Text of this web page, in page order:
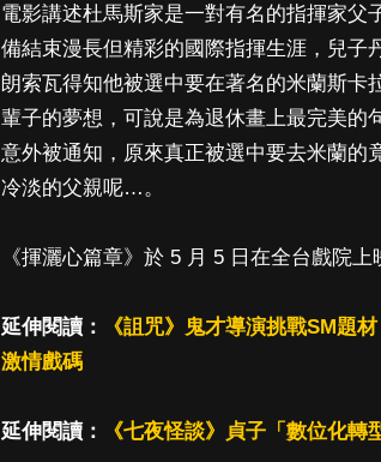
電影講述杜馬斯家是一對有名的指揮家父
備結束漫長但精彩的國際指揮生涯，兒子
朗索瓦得知他被選中要在著名的米蘭斯卡
輩子的夢想，可說是為退休畫上最完美的
意外被通知，原來真正被選中要去米蘭的
冷淡的父親呢…。
《揮灑心篇章》於 5 月 5 日在全台戲院上
延伸閱讀：
《詛咒》鬼才導演挑戰SM題
激情戲碼
延伸閱讀： 《七夜怪談》貞子「數位化